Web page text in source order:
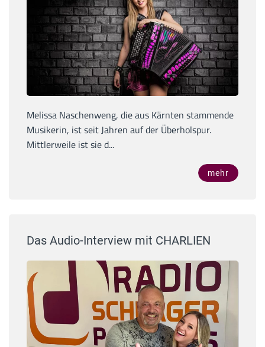
Melissa Naschenweng, die aus Kärnten stammende
Musikerin, ist seit Jahren auf der Überholspur.
Mittlerweile ist sie d...
mehr
Das Audio-Interview mit CHARLIEN